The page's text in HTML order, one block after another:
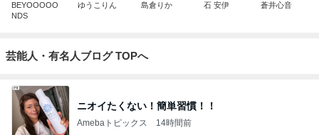
BEYOOOOO
NDS
ゆうこりん 島倉りか 石 安伊 蒼井心音
芸能人・有名人ブログ TOPへ
ニオイたくない！簡単習慣！！
Amebaトピックス 14時間前